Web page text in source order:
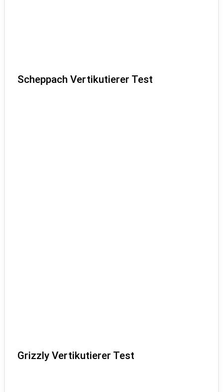
Scheppach Vertikutierer Test
Grizzly Vertikutierer Test